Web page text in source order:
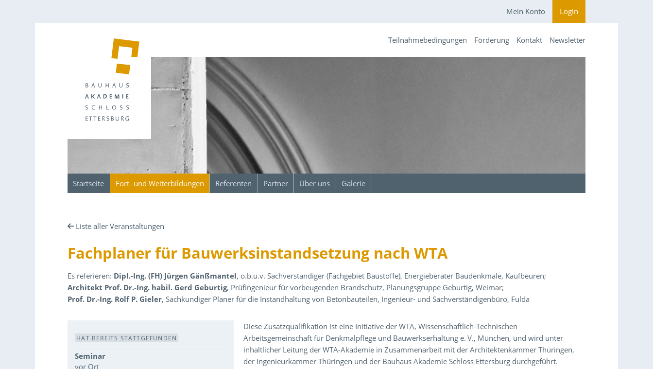
Mein Konto Login
Startseite Fort- und Weiterbildungen Referenten Partner Über uns Galerie
Teilnahmebedingungen Förderung Kontakt Newsletter
Liste aller Veranstaltungen
Fachplaner für Bauwerksinstandsetzung nach WTA
Es referieren: Dipl.-Ing. (FH) Jürgen Gänßmantel, ö.b.u.v. Sachverständiger (Fachgebiet Baustoffe), Energieberater Baudenkmale, Kaufbeuren;
Architekt Prof. Dr.-Ing. habil. Gerd Geburtig, Prüfingenieur für vorbeugenden Brandschutz, Planungsgruppe Geburtig, Weimar;
Prof. Dr.-Ing. Rolf P. Gieler, Sachkundiger Planer für die Instandhaltung von Betonbauteilen, Ingenieur- und Sachverständigenbüro, Fulda
Veranstaltungsdaten
HAT BEREITS STATTGEFUNDEN
Seminar
vor Ort
Über den Inhalt der Veranstaltung
Diese Zusatzqualifikation ist eine Initiative der WTA, Wissenschaftlich-Technischen
Arbeitsgemeinschaft für Denkmalpflege und Bauwerks­erhaltung e. V., München, und wird unter
inhaltlicher Leitung der WTA-Akademie in Zusammenarbeit mit der Architektenkammer Thüringen,
der Ingenieurkammer Thüringen und der Bauhaus Akademie Schloss Ettersburg durchgeführt.